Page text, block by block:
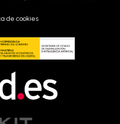
de cookies